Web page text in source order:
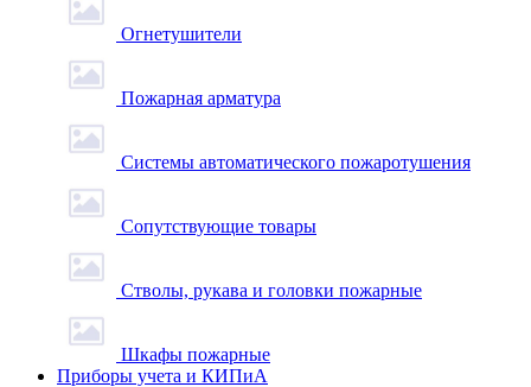
Огнетушители
Пожарная арматура
Системы автоматического пожаротушения
Сопутствующие товары
Стволы, рукава и головки пожарные
Шкафы пожарные
Приборы учета и КИПиА